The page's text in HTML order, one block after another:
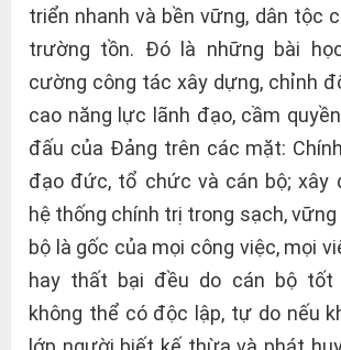
triển nhanh và bền vững, dân tộc
trường tồn. Đó là những bài
cường công tác xây dựng, chỉnh
cao năng lực lãnh đạo, cầm
đấu của Đảng trên các mặt:
đạo đức, tổ chức và cán bộ; xây
hệ thống chính trị trong sạch,
bộ là gốc của mọi công việc, mọi
hay thất bại đều do cán bộ tốt
không thể có độc lập, tự do nếu